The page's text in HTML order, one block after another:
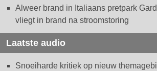
Alweer brand in Italiaans pretpark
vliegt in brand na stroomstoring
Laatste audio
Snoeiharde kritiek op nieuw